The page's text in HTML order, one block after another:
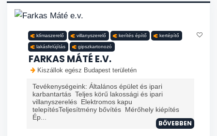
klímaszerelő villanyszerelő kerítés építő kertépítő
lakásfelújítás gipszkartonozó
FARKAS MÁTÉ E.V.
Kiszállok egész Budapest területén
Tevékenységeink: Általános épület és ipari
karbantartás Teljes körű lakossági és ipari
villanyszerelés Elektromos kapu
telepítésTeljesítmény bővítés Mérőhely kiépítés
Ép...
BŐVEBBEN